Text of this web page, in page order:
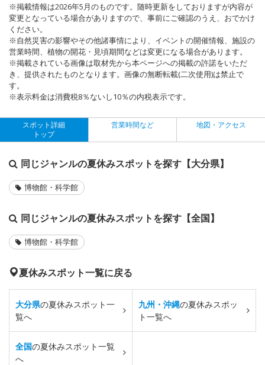
※掲載情報は2026年5月のものです。随時更新をしておりますが内容が
変更となっている場合がありますので、事前にご確認のうえ、おでかけ
ください。
※自然災害の影響やその他諸事情により、イベントの開催情報、施設の
営業時間、植物の開花・見頃期間などは変更になる場合があります。
※掲載されている画像は取材先から本ページへの掲載の許諾をいただ
き、提供されたものとなります。画像の無断転載(二次使用)は禁止で
す。
※表示料金は消費税8％ないし10％の内税表示です。
スポット詳細
トップ
営業時間など 地図・アクセス
同じジャンルの夏休みスポットを探す【大分県】
博物館・科学館
同じジャンルの夏休みスポットを探す【全国】
博物館・科学館
夏休みスポット一覧に戻る
大分県の夏休みスポット一
覧へ
九州・沖縄の夏休みスポッ
ト一覧へ
全国の夏休みスポット一覧
へ